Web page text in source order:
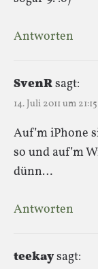
Antworten
SvenRsagt:
14. Juli 2011 um
Auf’m iPhone
so und auf’m
dünn…
Antworten
teekaysagt: